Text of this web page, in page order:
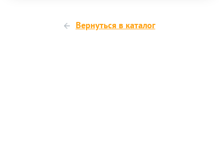
Вернуться в каталог